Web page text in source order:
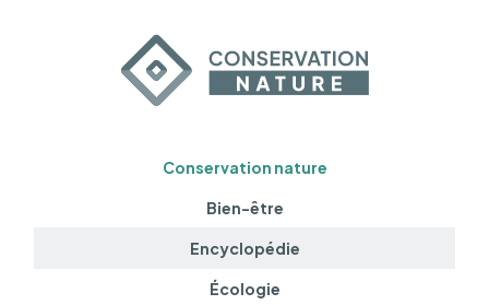
Conservation nature
Bien-être
Encyclopédie
Écologie